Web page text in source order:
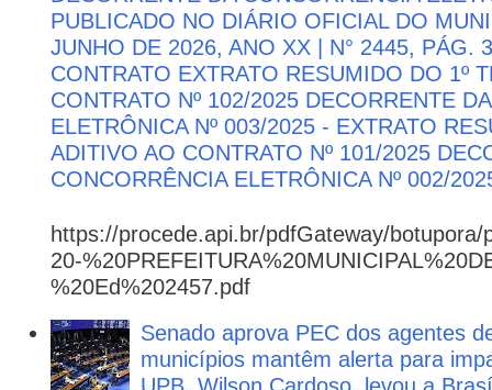
PUBLICADO NO DIÁRIO OFICIAL DO
JUNHO DE 2026, ANO XX | N° 2445, PÁG.
CONTRATO EXTRATO RESUMIDO DO 1º
CONTRATO Nº 102/2025 DECORRENTE
ELETRÔNICA Nº 003/2025 - EXTRATO
ADITIVO AO CONTRATO Nº 101/2025
CONCORRÊNCIA ELETRÔNICA Nº 002/
https://procede.api.br/pdfGateway/
20-
%20Ed%202457.pdf
Senado aprova PEC dos agentes
municípios mantêm alerta para